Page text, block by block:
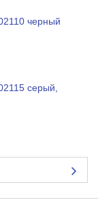
черный
серый,